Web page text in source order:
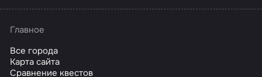
Главное
Все города
Карта сайта
Сравнение квестов